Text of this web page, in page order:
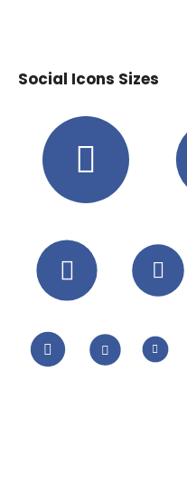
Social Icons Sizes